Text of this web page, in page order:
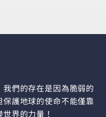
們的存在是因為脆弱的
護地球的使命不能僅靠
界的力量！